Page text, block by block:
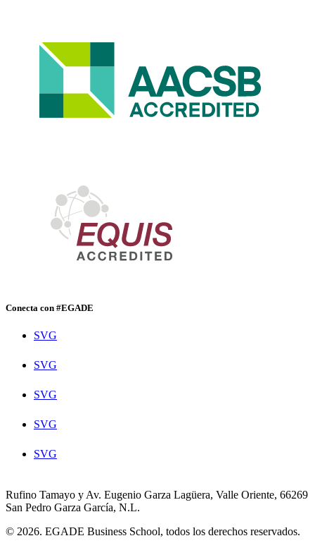
Conecta con #EGADE
SVG
SVG
SVG
SVG
SVG
Rufino Tamayo y Av. Eugenio Garza Lagüera, Valle Oriente, 66269
San Pedro Garza García, N.L.
© 2026. EGADE Business School, todos los derechos reservados.